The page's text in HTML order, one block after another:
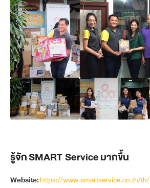
รู้จัก SMART Service มากขึ้น
Website:https://www.smartservice.co.th/th/